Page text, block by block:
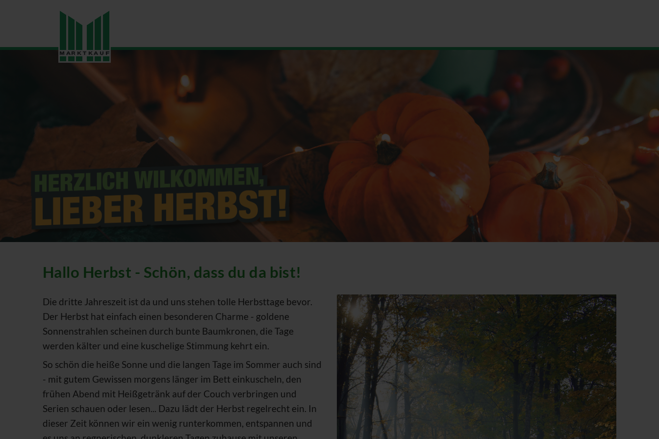
Hallo Herbst - Schön, dass du da bist!
Die dritte Jahreszeit ist da und uns stehen tolle Herbsttage bevor.
Der Herbst hat einfach einen besonderen Charme - goldene
Sonnenstrahlen scheinen durch bunte Baumkronen, die Tage
werden kälter und eine kuschelige Stimmung kehrt ein.
So schön die heiße Sonne und die langen Tage im Sommer auch sind
- mit gutem Gewissen morgens länger im Bett einkuscheln, den
frühen Abend mit Heißgetränk auf der Couch verbringen und
Serien schauen oder lesen... Dazu lädt der Herbst regelrecht ein. In
dieser Zeit können wir ein wenig runterkommen, entspannen und